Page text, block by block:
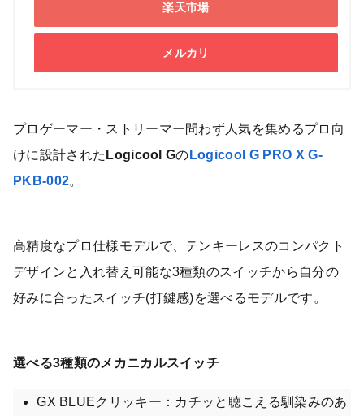
楽天市場
メルカリ
プロゲーマー・ストリーマー問わず人気を集めるプロ向
けに設計された Logicool Gの Logicool G PRO X G-
PKB-002。
高精度なプロ仕様モデルで、テンキーレスのコンパクト
デザインと入れ替え可能な3種類のスイッチから自分の
好みに合ったスイッチ(打鍵感)を選べるモデルです。
選べる3種類のメカニカルスイッチ
GX BLUEクリッキー：カチッと聴こえる馴染みのあ